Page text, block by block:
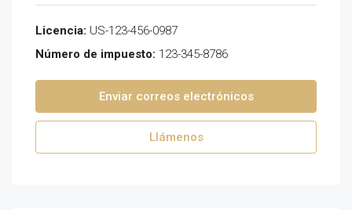
Licencia: US-123-456-0987
Número de impuesto: 123-345-8786
Enviar correos electrónicos
Llámenos